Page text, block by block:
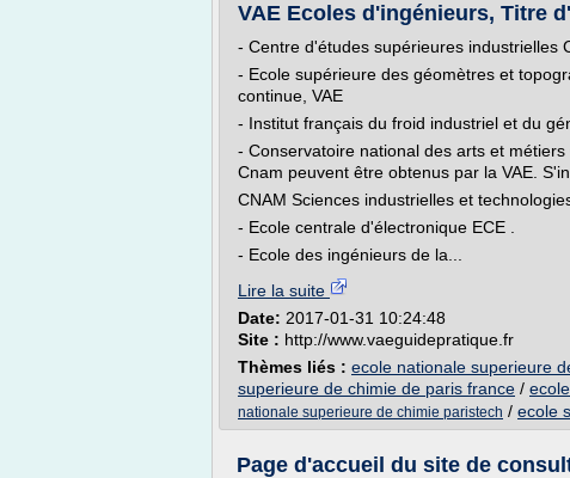
VAE Ecoles d'ingénieurs, Titre
- Centre d'études supérieures industrielles
- Ecole supérieure des géomètres et
continue, VAE
- Institut français du froid industriel et du
- Conservatoire national des arts et
Cnam peuvent être obtenus par la VAE.
CNAM Sciences industrielles et
- Ecole centrale d'électronique ECE .
- Ecole des ingénieurs de la...
Lire la suite
Date: 2017-01-31 10:24:48
Site : http://www.vaeguidepratique.fr
Thèmes liés : ecole nationale superieure
superieure de chimie de paris france /
nationale superieure de chimie paristech / ecole
Page d'accueil du site de